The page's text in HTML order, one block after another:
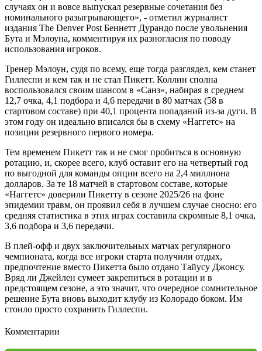
случаях он и вовсе выпускал резервные сочетания без
номинального разыгрывающего», - отметил журналист
издания The Denver Post Беннетт Дурандо после увольнения
Бута и Мэлоуна, комментируя их разногласия по поводу
использования игроков.
Тренер Мэлоун, судя по всему, еще тогда разглядел, кем станет
Гиллеспи и кем так и не стал Пикетт. Коллин сполна
воспользовался своим шансом в «Санз», набирая в среднем
12,7 очка, 4,1 подбора и 4,6 передачи в 80 матчах (58 в
стартовом составе) при 40,1 процента попаданий из-за дуги. В
этом году он идеально вписался бы в схему «Наггетс» на
позиции резервного первого номера.
Тем временем Пикетт так и не смог пробиться в основную
ротацию, и, скорее всего, клуб оставит его на четвертый год
по выгодной для команды опции всего на 2,4 миллиона
долларов. За те 18 матчей в стартовом составе, которые
«Наггетс» доверили Пикетту в сезоне 2025/26 на фоне
эпидемии травм, он проявил себя в лучшем случае сносно: его
средняя статистика в этих играх составила скромные 8,1 очка,
3,6 подбора и 3,6 передачи.
В плей-офф и двух заключительных матчах регулярного
чемпионата, когда все игроки старта получили отдых,
предпочтение вместо Пикетта было отдано Тайусу Джонсу.
Вряд ли Джейлен сумеет закрепиться в ротации и в
предстоящем сезоне, а это значит, что очередное сомнительное
решение Бута вновь выходит клубу из Колорадо боком. Им
стоило просто сохранить Гиллеспи.
Комментарии